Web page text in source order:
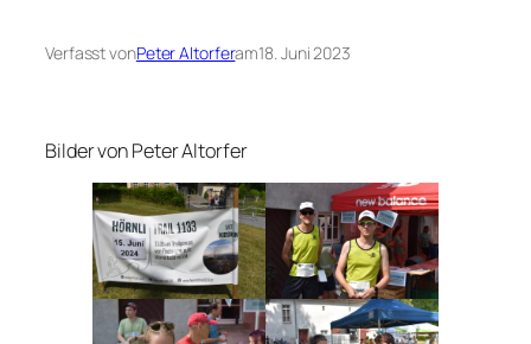
Verfasst vonPeter Altorferam18. Juni 2023
Bilder von Peter Altorfer